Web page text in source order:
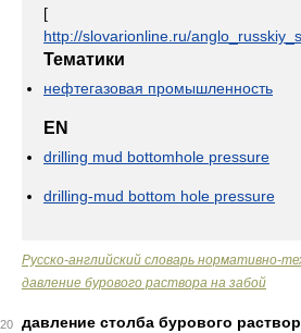
[
http://slovarionline.ru/
Тематики
нефтегазовая промышленность
EN
drilling mud bottomhole pressure
drilling-mud bottom hole pressure
Русско-английский словарь нормативно-
давление бурового раствора на забой
20
давление столба бурового